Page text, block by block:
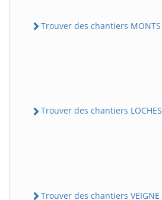
Trouver des chantiers MONTS
Trouver des chantiers LOCHES
Trouver des chantiers VEIGNE